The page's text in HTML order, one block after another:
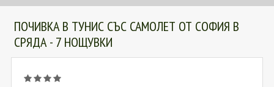
ДЕСТИНАЦИИ
ЕКЗОТИЧНИ ПОЧИВКИ
TAILOR MADE
ПОЧИВКА В ТУНИС СЪС САМОЛЕТ ОТ СОФИЯ В
СРЯДА - 7 НОЩУВКИ